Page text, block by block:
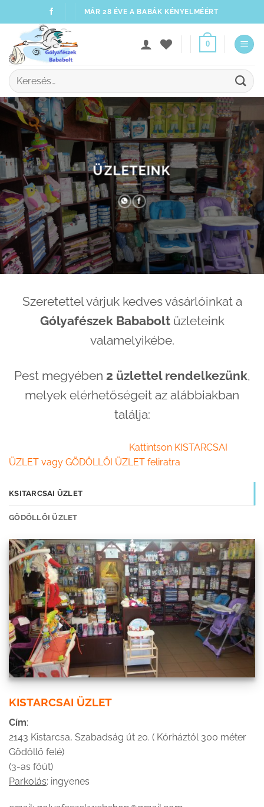
to
content
MÁR 28 ÉVE A BABÁK KÉNYELMÉÉRT
0
Keresés
a
következőre:
ÜZLETEINK
Szeretettel várjuk kedves vásárlóinkat a
Gólyafészek Bababoltüzleteink
valamelyikébe.
Pest megyében 2 üzlettel rendelkezünk,
melyek elérhetőségeit az alábbiakban
találja:
Kattintson KISTARCSAI
ÜZLET vagy GÖDÖLLŐI ÜZLET feliratra
KSITARCSAI ÜZLET
GÖDÖLLŐI ÜZLET
KISTARCSAI ÜZLET
Cím:
2143 Kistarcsa, Szabadság út 20. ( Kórháztól 300 méter
Gödöllő felé)
(3-as főút)
Parkolás: ingyenes